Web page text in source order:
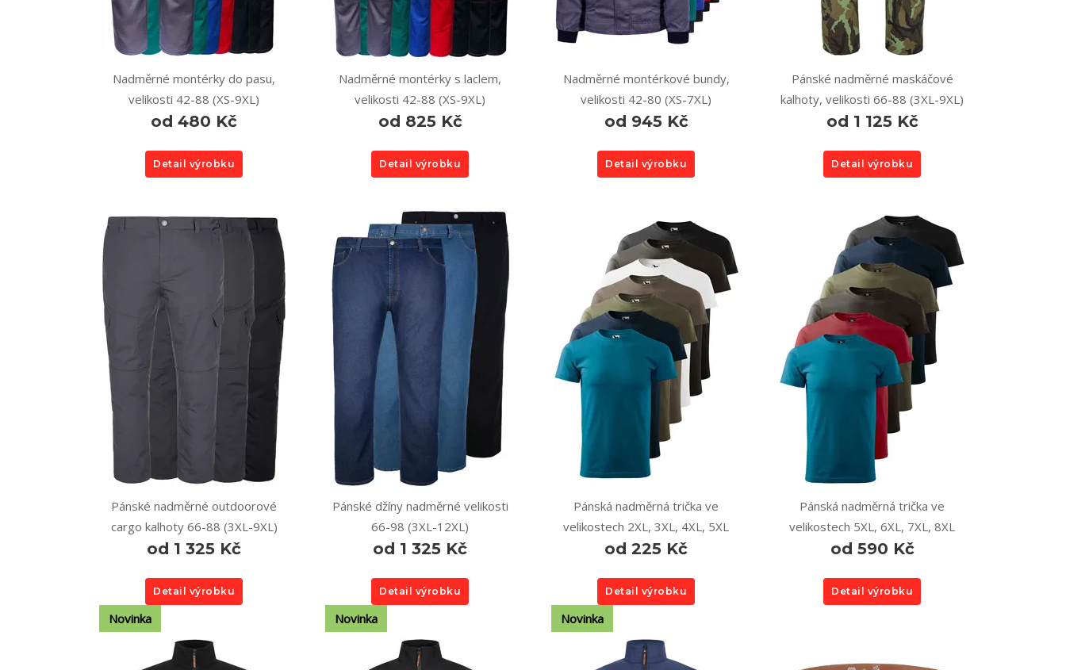
Nadměrné montérky do pasu,
velikosti 42-88 (XS-9XL)
od 480 Kč
Detail výrobku
Nadměrné montérky s laclem,
velikosti 42-88 (XS-9XL)
od 825 Kč
Detail výrobku
Nadměrné montérkové bundy,
velikosti 42-80 (XS-7XL)
od 945 Kč
Detail výrobku
Pánské nadměrné maskáčové
kalhoty, velikosti 66-88 (3XL-9XL)
od 1 125 Kč
Detail výrobku
Pánské nadměrné outdoorové
cargo kalhoty 66-88 (3XL-9XL)
od 1 325 Kč
Detail výrobku
Pánské džíny nadměrné velikosti
66-98 (3XL-12XL)
od 1 325 Kč
Detail výrobku
Pánská nadměrná trička ve
velikostech 2XL, 3XL, 4XL, 5XL
od 225 Kč
Detail výrobku
Pánská nadměrná trička ve
velikostech 5XL, 6XL, 7XL, 8XL
od 590 Kč
Detail výrobku
Novinka Novinka Novinka